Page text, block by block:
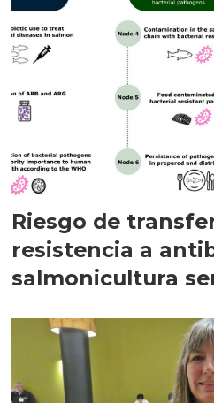
Riesgo de
resistencia a
salmonicultura